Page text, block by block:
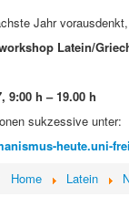
Jahr
Latein/
9:00 h – 19.00 h
sukzessive unter:
heute.uni-
Home Latein